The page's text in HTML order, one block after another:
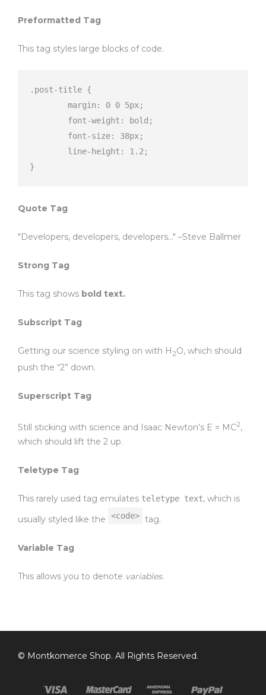
Preformatted Tag
This tag styles large blocks of code.
.post-title {
}
Quote Tag
Developers, developers, developers… –Steve Ballmer
Strong Tag
This tag shows bold text.
Subscript Tag
Getting our science styling on with H2O, which should
push the “2” down.
Superscript Tag
Still sticking with science and Isaac Newton’s E = MC2,
which should lift the 2 up.
Teletype Tag
This rarely used tag emulates teletype text, which is
usually styled like the
<code> tag.
Variable Tag
This allows you to denote variables.
© Montkomerce Shop. All Rights Reserved.